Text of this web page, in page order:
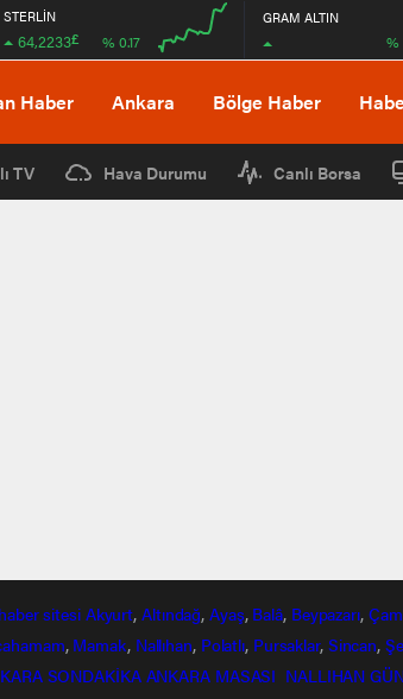
STERLİN
64,2233£ % 0.17
GRAM ALTIN
%
Haber Ankara Bölge Haber
TV Hava Durumu Canlı Borsa
sitesi Akyurt,Altındağ,Ayaş, Balâ, Beypazarı,
, Mamak, Nallıhan, Polatlı, Pursaklar, Sincan,
SONDAKİKA ANKARA MASASI NALLIHAN